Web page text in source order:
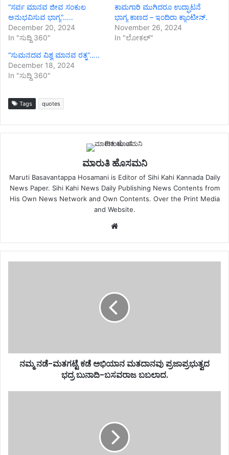
“ಸರ್ವ ಮಾನವ ಜೀವ ಸಂಕುಲ
ಅನುಭವಿಸುವ ಭಾಗ್ಯ”…..
December 20, 2024
In "ಸುದ್ದಿ 360"
ಕಾಮಗಾರಿ ಮುಗಿದರೂ ಉದ್ಘಾಟನೆ
ಭಾಗ್ಯ ಕಾಣದ – ಇಂದಿರಾ ಕ್ಯಾಂಟೀನ್.
November 26, 2024
In "ಲೋಕಲ್"
“ಸುಮನದವ ವಿಶ್ವ ಮಾನವ ರತ್ನ”…..
December 18, 2024
In "ಸುದ್ದಿ 360"
Tags quotes
ಮಾರುತಿ ಹೊಸಮನಿ
Maruti Basavantappa Hosamani is Editor of Sihi Kahi Kannada Daily
News Paper. Sihi Kahi News Daily Publishing News Contents from
His Own News Network and Own Contents. Over the Print Media
and Website.
Website
ನಮ್ಮ ನಡೆ-ಮತಗಟ್ಟೆ ಕಡೆ ಅಭಿಯಾನ ಮತದಾನವು ಪ್ರಜಾಪ್ರಭುತ್ವದ
ಭದ್ರ ಬುನಾದಿ-ಬಸವರಾಜ ಬಬಲಾದ.